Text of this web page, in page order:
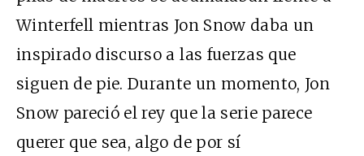
Winterfell mientras Jon Snow daba un
inspirado discurso a las fuerzas que
siguen de pie. Durante un momento, Jon
Snow pareció el rey que la serie parece
querer que sea, algo de por sí